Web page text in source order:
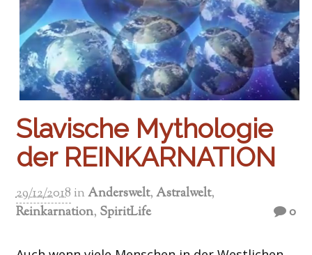
Slavische Mythologie
der REINKARNATION
29/12/2018 inAnderswelt,Astralwelt,
Reinkarnation, SpiritLife 0